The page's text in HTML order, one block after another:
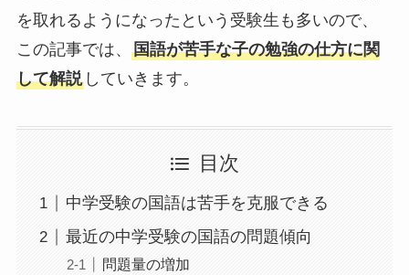
を取れるようになったという受験生も多いので、
この記事では、 国語が苦手な子の勉強の仕方に関
して解説していきます。
目次
中学受験の国語は苦手を克服できる
最近の中学受験の国語の問題傾向
問題量の増加